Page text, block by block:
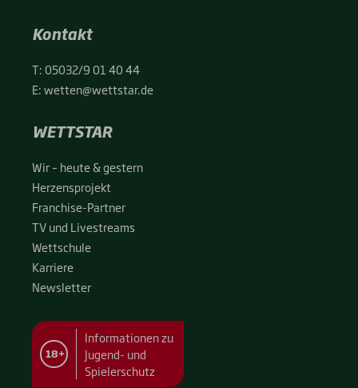
Kontakt
T:05032/9 01 40 44
E:wetten@wettstar.de
WETTSTAR
Wir – heu­te & ges­tern
Her­zens­pro­jekt
Fran­chise-Par­t­­ner
TV und Live­streams
Wett­schu­le
Kar­rie­re
News­let­ter
18+
Informationen zu
Jugend- und
Spielerschutz